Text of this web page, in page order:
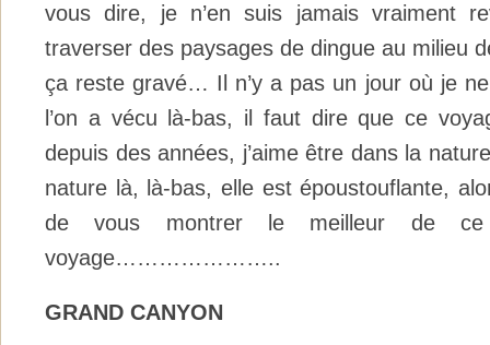
vous dire, je n’en suis jamais vraiment
traverser des paysages de dingue au milieu
ça reste gravé… Il n’y a pas un jour où je
l’on a vécu là-bas, il faut dire que ce
depuis des années, j’aime être dans la
nature là, là-bas, elle est époustouflante,
de vous montrer le meilleur de
voyage…………………..
GRAND CANYON